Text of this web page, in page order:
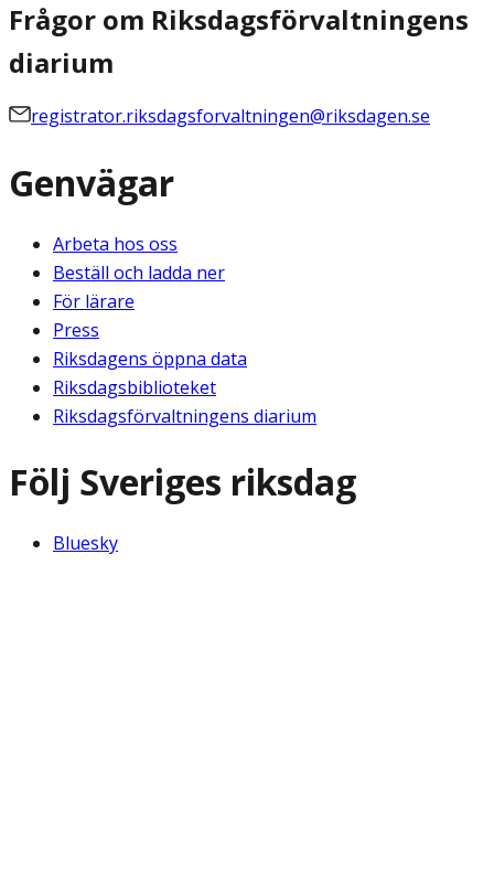
Frågor om Riksdagsförvaltningens
diarium
registrator.riksdagsforvaltningen@riksdagen.se
Genvägar
Arbeta hos oss
Beställ och ladda ner
För lärare
Press
Riksdagens öppna data
Riksdagsbiblioteket
Riksdagsförvaltningens diarium
Följ Sveriges riksdag
Bluesky